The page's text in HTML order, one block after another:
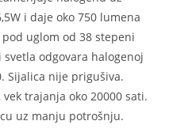
i daje oko 750 lumena
uglom od 38 stepeni
odgovara halogenoj
Sijalica nije prigušiva.
trajanja oko 20000 sati.
uz manju potrošnju.